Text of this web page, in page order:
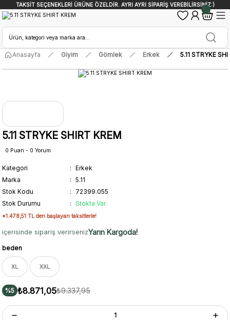
TAKSİT SEÇENEKLERİ ÜRÜNE ÖZELDİR. AYRI AYRI SİPARİŞ VEREBİLİRSİNİZ:)
Anasayfa Giyim Gömlek Erkek 5.11 STRYKE
5.11 STRYKE SHIRT KREM
0 Puan - 0 Yorum
Kategori
Erkek
Marka
5.11
Stok Kodu
72399.055
Stok Durumu
Stokta Var
*1.478,51 TL den başlayan taksitlerle!
içerisinde sipariş verirsenizYarın Kargoda!
beden
XL XXL
%5 ₺8.871,05₺9.337,95